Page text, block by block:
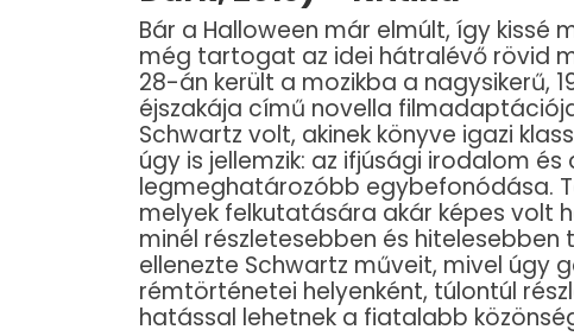
Bár a Halloween már elmúlt, így kissé
még tartogat az idei hátralévő rövid
28-án került a mozikba a nagysikerű,
éjszakája című novella
Schwartz volt, akinek könyve igazi
úgy is jellemzik: az ifjúsági irodalom
legmeghatározóbb egybefonódása.
melyek felkutatására akár képes volt
minél részletesebben és hitelesebben
ellenezte Schwartz műveit, mivel úgy
rémtörténetei helyenként, túlontúl
hatással lehetnek a fiatalabb